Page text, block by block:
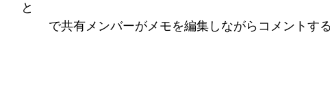
と
で共有メンバーがメモを編集しながらコメントす